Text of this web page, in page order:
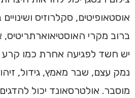
ברוב מקרי האוסטיאוארתריטיס,
יש חשד לפגיעה אחרת כמו קרע
נמק עצם, שבר מאמץ, גידול,
מוסבר. אולטרסאונד יכול להדגים